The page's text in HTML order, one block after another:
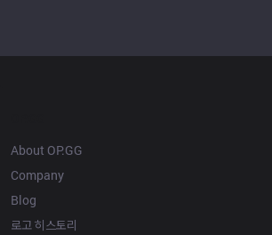
About OP.GG
Company
Blog
로고 히스토리